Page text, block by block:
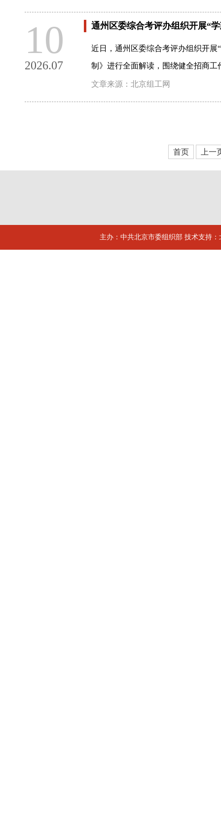
10
2026.07
通州区委综合考评办组织开展“
近日，通州区委综合考评办组织开
制》进行全面解读，围绕健全招商
文章来源：北京组工网
首页 上一
主办：中共北京市委组织部 技术支持